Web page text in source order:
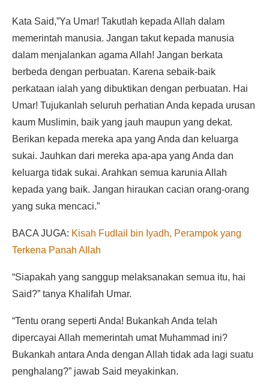
Kata Said,”Ya Umar! Takutlah kepada Allah dalam
memerintah manusia. Jangan takut kepada manusia
dalam menjalankan agama Allah! Jangan berkata
berbeda dengan perbuatan. Karena sebaik-baik
perkataan ialah yang dibuktikan dengan perbuatan. Hai
Umar! Tujukanlah seluruh perhatian Anda kepada urusan
kaum Muslimin, baik yang jauh maupun yang dekat.
Berikan kepada mereka apa yang Anda dan keluarga
sukai. Jauhkan dari mereka apa-apa yang Anda dan
keluarga tidak sukai. Arahkan semua karunia Allah
kepada yang baik. Jangan hiraukan cacian orang-orang
yang suka mencaci.”
BACA JUGA: Kisah Fudlail bin Iyadh, Perampok yang
Terkena Panah Allah
“Siapakah yang sanggup melaksanakan semua itu, hai
Said?” tanya Khalifah Umar.
“Tentu orang seperti Anda! Bukankah Anda telah
dipercayai Allah memerintah umat Muhammad ini?
Bukankah antara Anda dengan Allah tidak ada lagi suatu
penghalang?” jawab Said meyakinkan.